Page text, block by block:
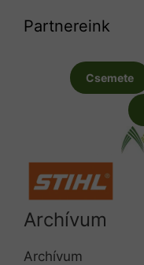
Partnereink
Csemete
Archívum
Archívum